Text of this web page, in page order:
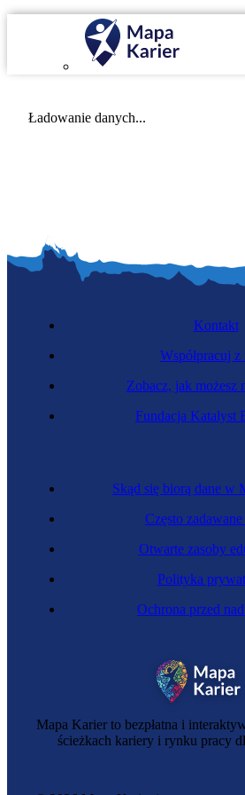
Ładowanie danych...
Mapa Karier to bezpłatna i
ścieżkach kariery i rynku pracy
Skąd się biorą dane w
Często
Otwarte zasoby
Polityka
Ochrona przed
Kontakt
Współpracuj z
Zobacz, jak możesz
Fundacja Katalyst